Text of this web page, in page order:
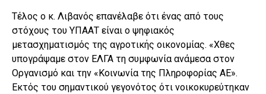
Τέλος ο κ. Λιβανός επανέλαβε ότι ένας από τους
στόχους του ΥΠΑΑΤ είναι ο ψηφιακός
μετασχηματισμός της αγροτικής οικονομίας. «Χθες
υπογράψαμε στον ΕΛΓΑ τη συμφωνία ανάμεσα στον
Οργανισμό και την «Κοινωνία της Πληροφορίας ΑΕ».
Εκτός του σημαντικού γεγονότος ότι νοικοκυρεύτηκαν